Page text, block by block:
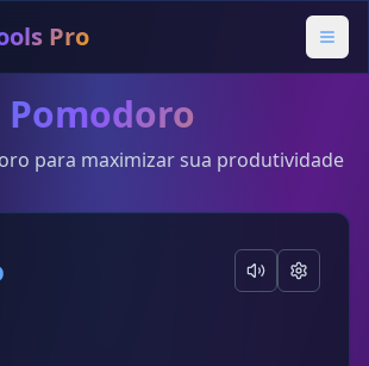
Pro
Pomodoro
para maximizar sua produtividade